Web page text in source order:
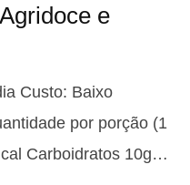
e
Custo: Baixo
por porção (1
Carboidratos 10g…